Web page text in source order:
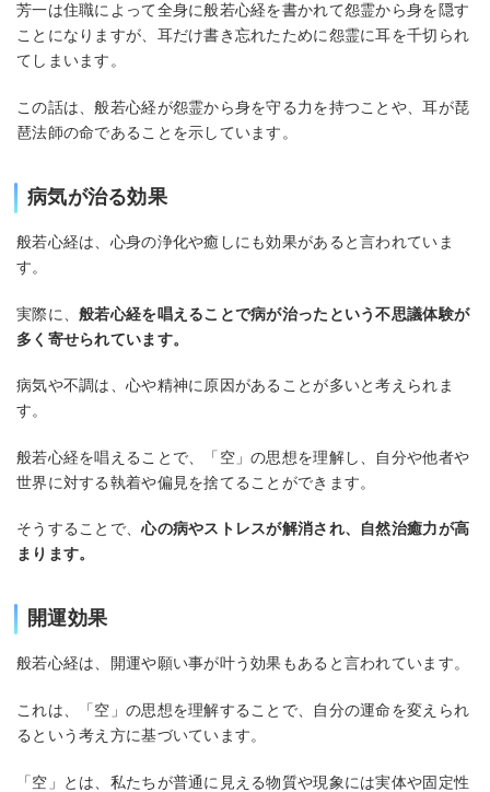
芳一は住職によって全身に般若心経を書かれて怨霊から身を隠す
ことになりますが、耳だけ書き忘れたために怨霊に耳を千切られ
てしまいます。
この話は、般若心経が怨霊から身を守る力を持つことや、耳が琵
琶法師の命であることを示しています。
病気が治る効果
般若心経は、心身の浄化や癒しにも効果があると言われていま
す。
実際に、般若心経を唱えることで病が治ったという不思議体験が
多く寄せられています。
病気や不調は、心や精神に原因があることが多いと考えられま
す。
般若心経を唱えることで、「空」の思想を理解し、自分や他者や
世界に対する執着や偏見を捨てることができます。
そうすることで、心の病やストレスが解消され、自然治癒力が高
まります。
開運効果
般若心経は、開運や願い事が叶う効果もあると言われています。
これは、「空」の思想を理解することで、自分の運命を変えられ
るという考え方に基づいています。
「空」とは、私たちが普通に見える物質や現象には実体や固定性